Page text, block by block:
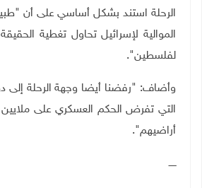
الرحلة استند بشكل أساسي على أن
الموالية لإسرائيل تحاول تغطية
لفلسطين".
وأضاف: "رفضنا أيضا وجهة الرحلة إلى
التي تفرض الحكم العسكري على
أراضيهم".
ـــــ